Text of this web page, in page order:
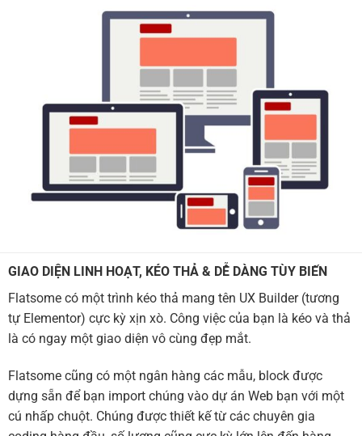
GIAO DIỆN LINH HOẠT, KÉO THẢ & DỄ DÀNG TÙY BIẾN
Flatsome có một trình kéo thả mang tên UX Builder (tương
tự Elementor) cực kỳ xịn xò. Công việc của bạn là kéo và thả
là có ngay một giao diện vô cùng đẹp mắt.
Flatsome cũng có một ngân hàng các mẫu, block được
dựng sẵn để bạn import chúng vào dự án Web bạn với một
cú nhấp chuột. Chúng được thiết kế từ các chuyên gia